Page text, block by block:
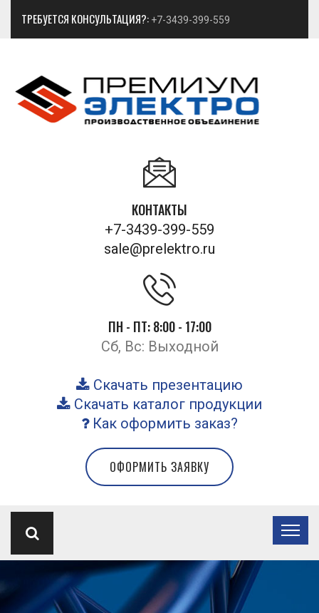
ТРЕБУЕТСЯ КОНСУЛЬТАЦИЯ?: +7-3439-399-559
КОНТАКТЫ
+7-3439-399-559
sale@prelektro.ru
ПН - ПТ: 8:00 - 17:00
Сб, Вс: Выходной
Скачать презентацию
Скачать каталог продукции
Как оформить заказ?
ОФОРМИТЬ ЗАЯВКУ